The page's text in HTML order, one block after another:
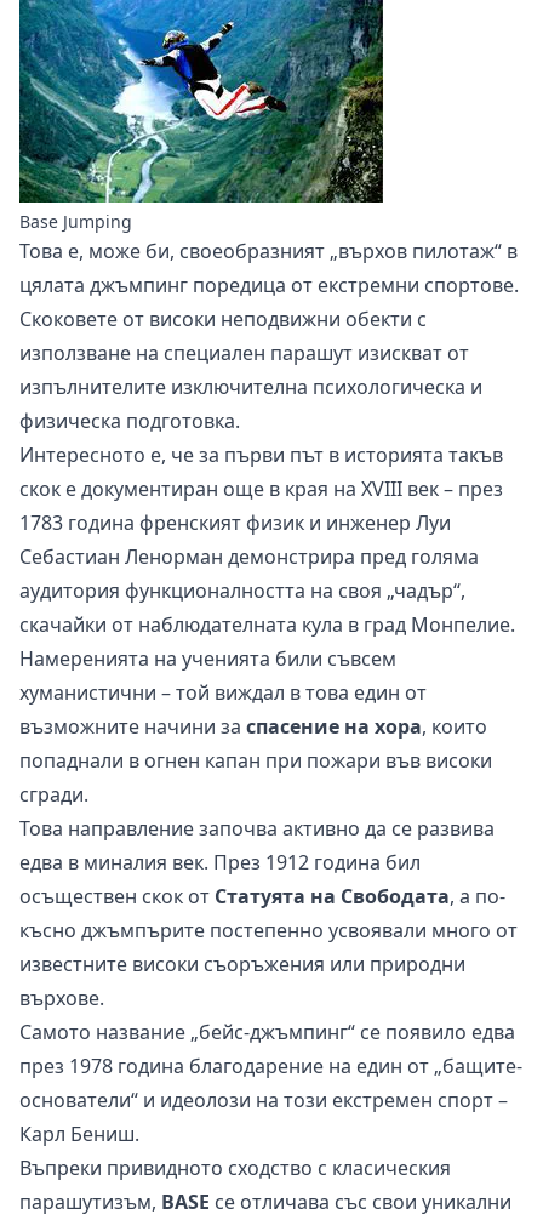
Base Jumping
Това е, може би, своеобразният „върхов пилотаж“ в
цялата джъмпинг поредица от екстремни спортове.
Скоковете от високи неподвижни обекти с
използване на специален парашут изискват от
изпълнителите изключителна психологическа и
физическа подготовка.
Интересното е, че за първи път в историята такъв
скок е документиран още в края на XVIII век – през
1783 година френският физик и инженер Луи
Себастиан Ленорман демонстрира пред голяма
аудитория функционалността на своя „чадър“,
скачайки от наблюдателната кула в град Монпелие.
Намеренията на ученията били съвсем
хуманистични – той виждал в това един от
възможните начини за спасение на хора, които
попаднали в огнен капан при пожари във високи
сгради.
Това направление започва активно да се развива
едва в миналия век. През 1912 година бил
осъществен скок от Статуята на Свободата, а по-
късно джъмпърите постепенно усвоявали много от
известните високи съоръжения или природни
върхове.
Самото название „бейс-джъмпинг“ се появило едва
през 1978 година благодарение на един от „бащите-
основатели“ и идеолози на този екстремен спорт –
Карл Бениш.
Въпреки привидното сходство с класическия
парашутизъм, BASE се отличава със свои уникални